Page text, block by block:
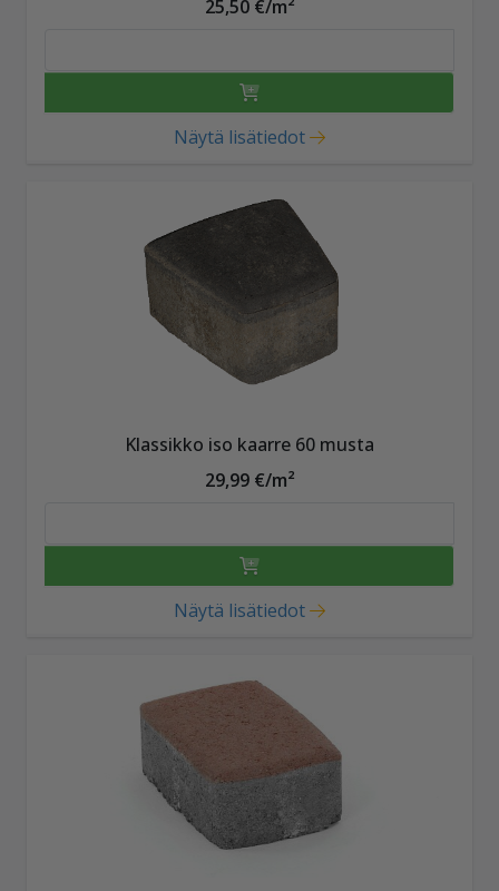
25,50 €/m²
Näytä lisätiedot
Klassikko iso kaarre 60 musta
29,99 €/m²
Näytä lisätiedot